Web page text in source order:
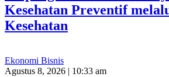
Kesehatan Preventif
Kesehatan
Ekonomi Bisnis
Agustus 8, 2026 | 10:33 am